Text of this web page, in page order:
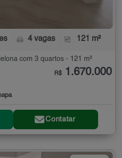
4 vagas 121 m²
com 3 quartos - 121 m²
R$ 1.670.000
Contatar